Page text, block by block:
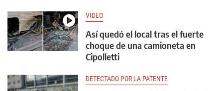
VIDEO
Así quedó el local tras el fuerte
choque de una camioneta en
Cipolletti
DETECTADO POR LA PATENTE